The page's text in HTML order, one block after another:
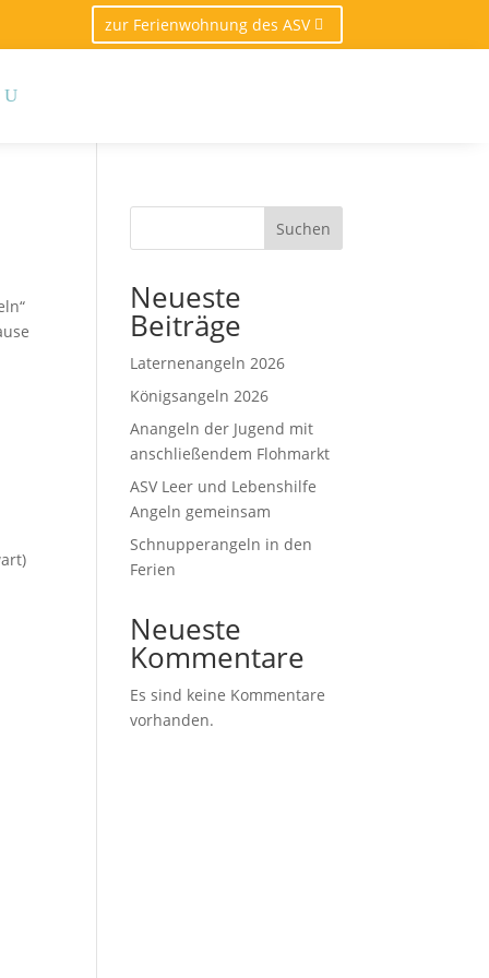
zur Ferienwohnung des ASV
Suchen
Neueste
Beiträge
Laternenangeln 2026
Königsangeln 2026
Anangeln der Jugend mit
anschließendem Flohmarkt
ASV Leer und Lebenshilfe
Angeln gemeinsam
Schnupperangeln in den
Ferien
Neueste
Kommentare
Es sind keine Kommentare
vorhanden.